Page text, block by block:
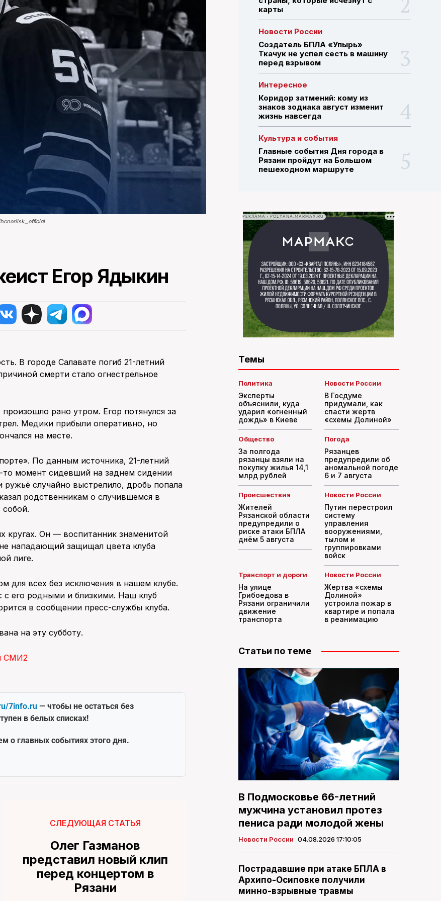
ПОИСК ПО САЙТУ
Егор Ядыкин
В городе Салавате погиб 21-летний
смерти стало огнестрельное
рано утром. Егор потянулся за
Медики прибыли оперативно, но
на месте.
По данным источника, 21-летний
то момент сидевший на заднем сидении
случайно выстрелило, дробь попала
родственникам о случившемся в
собой.
кругах. Он — воспитанник знаменитой
нападающий защищал цвета клуба
лиге.
для всех без исключения в нашем клубе.
его родными и близкими. Наш клуб
в сообщении пресс-службы клуба.
на эту субботу.
СМИ2
7info.ru — чтобы не остаться без
в белых списках!
о главных событиях этого дня.
СЛЕДУЮЩАЯ СТАТЬЯ
Олег Газманов
представил новый клип
перед концертом в
Рязани
карты
Новости России
Создатель БПЛА «Упырь»
Ткачук не успел сесть в машину
перед взрывом
Интересное
Коридор затмений: кому из
знаков зодиака август изменит
жизнь навсегда
Культура и события
Главные события Дня города в
Рязани пройдут на Большом
пешеходном маршруте
РЕКЛАМА • POLYANA.MARMAX.RU
Темы
Политика
Эксперты
объяснили, куда
ударил «огненный
дождь» в Киеве
Новости России
В Госдуме
придумали, как
спасти жертв
«схемы Долиной»
Общество
За полгода
рязанцы взяли на
покупку жилья 14,1
млрд рублей
Погода
Рязанцев
предупредили об
аномальной погоде
6 и 7 августа
Происшествия
Жителей
Рязанской области
предупредили о
риске атаки БПЛА
днём 5 августа
Новости России
Путин перестроил
систему
управления
вооружениями,
тылом и
группировками
войск
Транспорт и дороги
На улице
Грибоедова в
Рязани ограничили
движение
транспорта
Новости России
Жертва «схемы
Долиной»
устроила пожар в
квартире и попала
в реанимацию
Статьи по теме
В Подмосковье 66-летний
мужчина установил протез
пениса ради молодой жены
Новости России 04.08.2026 17:10:05
Пострадавшие при атаке БПЛА в
Архипо-Осиповке получили
минно-взрывные травмы